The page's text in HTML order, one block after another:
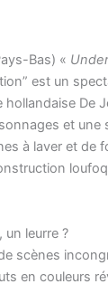
Bas) «
est un
hollandaise De
et une
à laver et de
un leurre ?
scènes
en couleurs